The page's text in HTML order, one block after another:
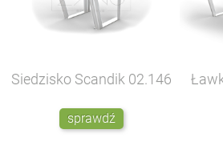
Siedzisko Scandik 02.146
sprawdź